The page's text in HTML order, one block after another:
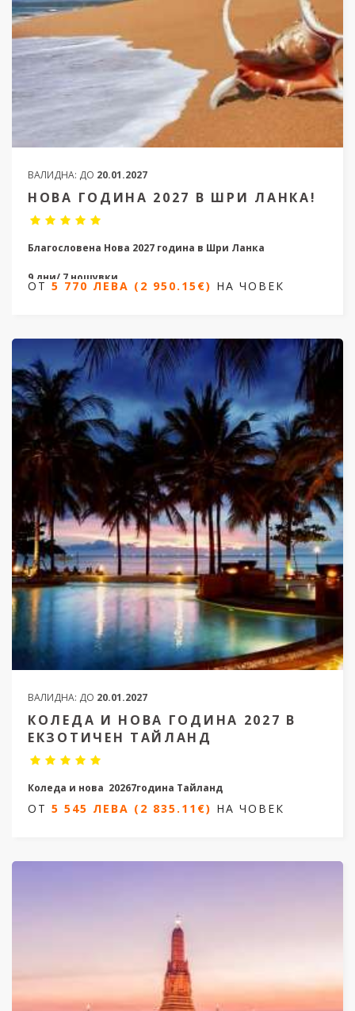
ВАЛИДНА: ДО 20.01.2027
НОВА ГОДИНА 2027 В ШРИ ЛАНКА!
Благословена Нова 2027 година в Шри Ланка
9 дни/ 7 нощувки
5 770 ЛЕВА (2 950.15€) НА ЧОВЕК
ОТ 5 770 ЛЕВА (2 950.15€) НА ЧОВЕК
ВАЛИДНА: ДО 20.01.2027
КОЛЕДА И НОВА ГОДИНА 2027 В
ЕКЗОТИЧЕН ТАЙЛАНД
Коледа и нова 20267година Тайланд
15 дни /12 нощувки
ОТ 5 545 ЛЕВА (2 835.11€) НА ЧОВЕК